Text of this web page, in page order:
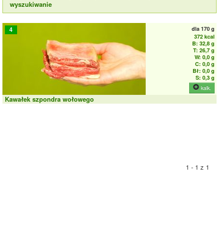
wyszukiwanie
4 dla 170 g
372 kcal
B: 32,8 g
T: 26,7 g
W: 0,0 g
C: 0,0 g
Bł: 0,0 g
S: 0,3 g
kalk.
Kawałek szpondra wołowego
1 - 1 z 1